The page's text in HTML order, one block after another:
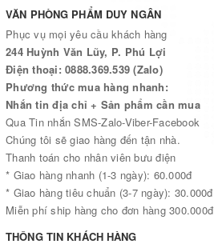
VĂN PHÒNG PHẨM DUY NGÂN
Phục vụ mọi yêu cầu khách hàng
244 Huỳnh Văn Lũy, P. Phú Lợi
Điện thoại: 0888.369.539 (Zalo)
Phương thức mua hàng nhanh:
Nhắn tin địa chỉ + Sản phẩm cần mua
Qua Tin nhắn SMS-Zalo-Viber-Facebook
Chúng tôi sẽ giao hàng đến tận nhà.
Thanh toán cho nhân viên bưu điện
* Giao hàng nhanh (1-3 ngày): 60.000đ
* Giao hàng tiêu chuẩn (3-7 ngày): 30.000đ
Miễn phí ship hàng cho đơn hàng 300.000đ
THÔNG TIN KHÁCH HÀNG